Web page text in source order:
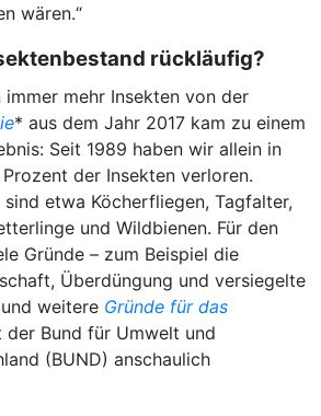
wären.“
rückläufig?
mehr Insekten von der
* aus dem Jahr 2017 kam zu einem
Seit 1989 haben wir allein in
der Insekten verloren.
etwa Köcherfliegen, Tagfalter,
und Wildbienen. Für den
Gründe – zum Beispiel die
Überdüngung und versiegelte
weitere Gründe für das
der Bund für Umwelt und
(BUND) anschaulich